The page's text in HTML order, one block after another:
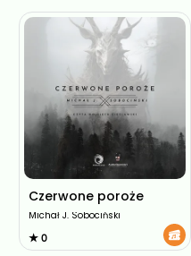
Czerwone poroże
Michał J. Sobociński
★ 0